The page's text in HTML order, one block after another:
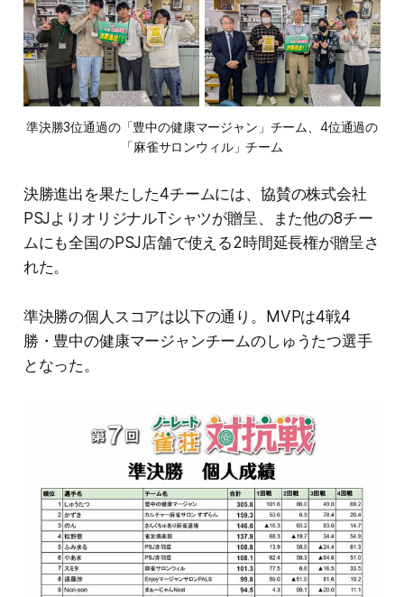
準決勝3位通過の「豊中の健康マージャン」チーム、4位通過の
「麻雀サロンウィル」チーム
決勝進出を果たした4チームには、協賛の株式会社
PSJよりオリジナルTシャツが贈呈、また他の8チー
ムにも全国のPSJ店舗で使える2時間延長権が贈呈さ
れた。
準決勝の個人スコアは以下の通り。MVPは4戦4
勝・豊中の健康マージャンチームのしゅうたつ選手
となった。